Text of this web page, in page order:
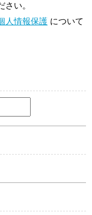
い。
人情報保護 について